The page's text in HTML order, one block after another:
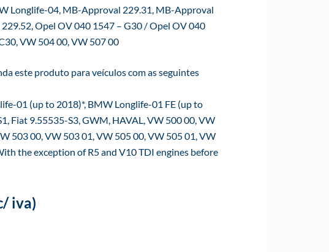
Longlife-04, MB-Approval 229.31, MB-Approval
Opel OV 040 1547 – G30 / Opel OV 040
VW 504 00, VW 507 00
este produto para veículos com as seguintes
01 (up to 2018)*, BMW Longlife-01 FE (up to
Fiat 9.55535-S3, GWM, HAVAL, VW 500 00, VW
503 00, VW 503 01, VW 505 00, VW 505 01, VW
the exception of R5 and V10 TDI engines before
iva)